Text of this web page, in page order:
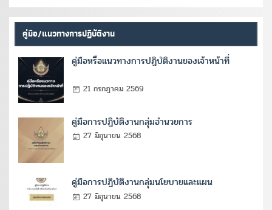
คู่มือ/แนวทางการปฏิบัติงาน
คู่มือหรือแนวทางการปฏิบัติงานของเจ้าหน้าที่
21 กรกฎาคม 2569
คู่มือการปฏิบัติงานกลุ่มอำนวยการ
27 มิถุนายน 2568
คู่มือการปฏิบัติงานกลุ่มนโยบายและแผน
27 มิถุนายน 2568